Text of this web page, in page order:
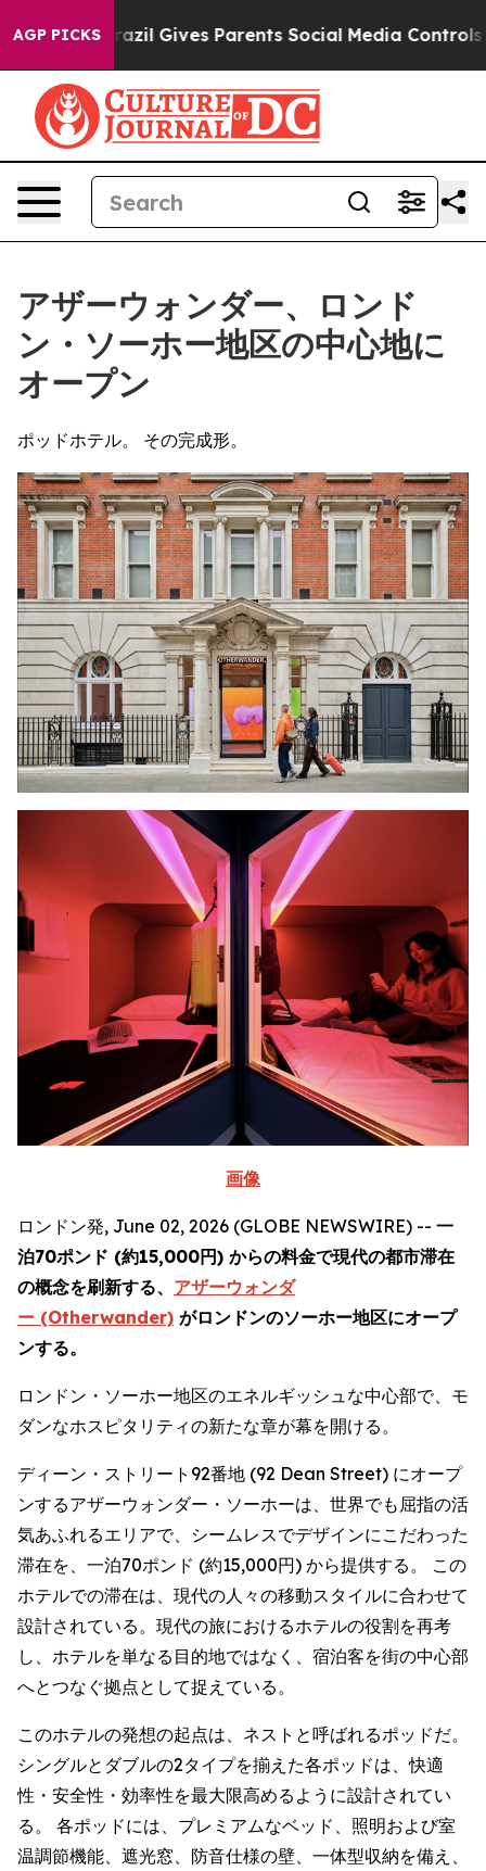
AGP PICKS
Brazil Gives Parents Social Media Controls for
アザーウォンダー、ロンド
ン・ソーホー地区の中心地に
オープン
ポッドホテル。 その完成形。
画像
ロンドン発, June 02, 2026 (GLOBE NEWSWIRE) -- 一
泊70ポンド (約15,000円) からの料金で現代の都市滞在
の概念を刷新する、 アザーウォンダ
ー (Otherwander) がロンドンのソーホー地区にオープ
ンする。
ロンドン・ソーホー地区のエネルギッシュな中心部で、モ
ダンなホスピタリティの新たな章が幕を開ける。
ディーン・ストリート92番地 (92 Dean Street) にオープ
ンするアザーウォンダー・ソーホーは、世界でも屈指の活
気あふれるエリアで、シームレスでデザインにこだわった
滞在を、一泊70ポンド (約15,000円) から提供する。 この
ホテルでの滞在は、現代の人々の移動スタイルに合わせて
設計されている。現代の旅におけるホテルの役割を再考
し、ホテルを単なる目的地ではなく、宿泊客を街の中心部
へとつなぐ拠点として捉えている。
このホテルの発想の起点は、ネストと呼ばれるポッドだ。
シングルとダブルの2タイプを揃えた各ポッドは、快適
性・安全性・効率性を最大限高めるように設計されてい
る。 各ポッドには、プレミアムなベッド、照明および室
温調節機能、遮光窓、防音仕様の壁、一体型収納を備え、